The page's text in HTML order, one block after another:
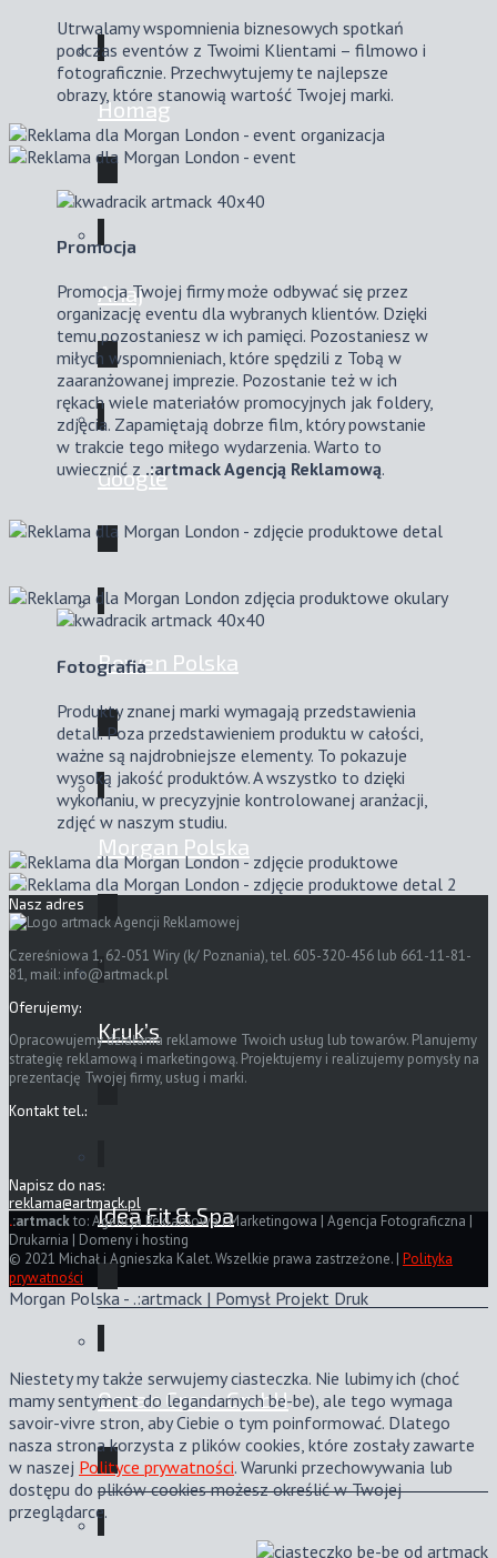
Homag
Anaj
Google
Bowen Polska
Morgan Polska
Kruk’s
Idea Fit & Spa
Ocean Cross GmbH
Utrwalamy wspomnienia biznesowych spotkań
podczas eventów z Twoimi Klientami – filmowo i
fotograficznie. Przechwytujemy te najlepsze
obrazy, które stanowią wartość Twojej marki.
Promocja
Promocja Twojej firmy może odbywać się przez
organizację eventu dla wybranych klientów. Dzięki
temu pozostaniesz w ich pamięci. Pozostaniesz w
miłych wspomnieniach, które spędzili z Tobą w
zaaranżowanej imprezie. Pozostanie też w ich
rękach wiele materiałów promocyjnych jak foldery,
zdjęcia. Zapamiętają dobrze film, który powstanie
w trakcie tego miłego wydarzenia. Warto to
uwiecznić z .:artmack Agencją Reklamową.
Fotografia
Produkty znanej marki wymagają przedstawienia
detali. Poza przedstawieniem produktu w całości,
ważne są najdrobniejsze elementy. To pokazuje
wysoką jakość produktów. A wszystko to dzięki
wykonaniu, w precyzyjnie kontrolowanej aranżacji,
zdjęć w naszym studiu.
Nasz adres
Czereśniowa 1, 62-051 Wiry (k/ Poznania), tel. 605-320-456 lub 661-11-81-
81, mail: info@artmack.pl
Oferujemy:
Opracowujemy działania reklamowe Twoich usług lub towarów. Planujemy
strategię reklamową i marketingową. Projektujemy i realizujemy pomysły na
prezentację Twojej firmy, usług i marki.
Kontakt tel.:
Napisz do nas:
reklama@artmack.pl
.:artmackto: Agencja Reklamowa i Marketingowa | Agencja Fotograficzna |
Drukarnia | Domeny i hosting
© 2021 Michał i Agnieszka Kalet. Wszelkie prawa zastrzeżone. | Polityka
prywatności
Morgan Polska - .:artmack | Pomysł Projekt Druk
Niestety my także serwujemy ciasteczka. Nie lubimy ich (choć
mamy sentyment do legandarnych be-be), ale tego wymaga
savoir-vivre stron, aby Ciebie o tym poinformować. Dlatego
nasza strona korzysta z plików cookies, które zostały zawarte
w naszej Polityce prywatności. Warunki przechowywania lub
dostępu do plików cookies możesz określić w Twojej
przeglądarce.